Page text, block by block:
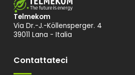
Telmekom
Via Dr.-J.-Köllensperger. 4
39011 Lana - Italia
Contattateci